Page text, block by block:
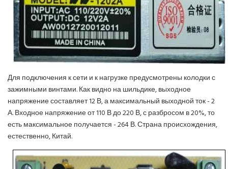
Для подключения к сети и к нагрузке предусмотрены колодки с
зажимными винтами. Как видно на шильдике, выходное
напряжение составляет 12 В, а максимальный выходной ток - 2
А. Входное напряжение от 110 В до 220 В, с разбросом в 20%, то
есть максимальное получается - 264 В. Страна происхождения,
естественно, Китай.